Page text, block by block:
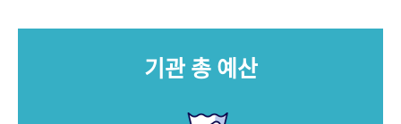
키워드로 보는 연구 역사
기관 총 예산